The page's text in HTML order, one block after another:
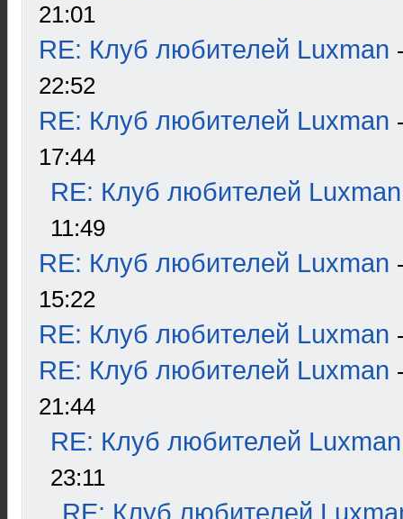
21:01
RE: Клуб любителей Luxman
22:52
RE: Клуб любителей Luxman
17:44
RE: Клуб любителей Luxman
11:49
RE: Клуб любителей Luxman
15:22
RE: Клуб любителей Luxman
RE: Клуб любителей Luxman
21:44
RE: Клуб любителей Luxman
23:11
RE: Клуб любителей